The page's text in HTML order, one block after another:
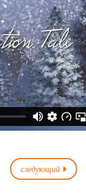
следующий